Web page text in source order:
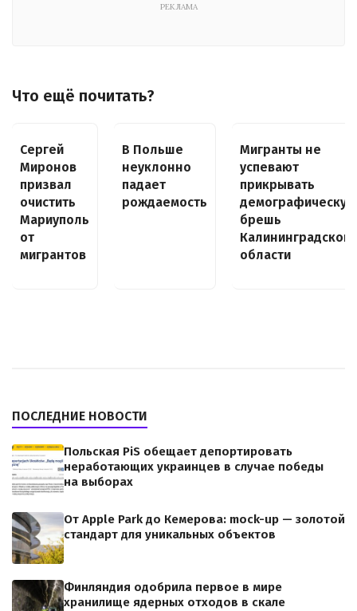
РЕКЛАМА
Что ещё почитать?
Сергей
Миронов
призвал
очистить
Мариуполь
от
мигрантов
В Польше
неуклонно
падает
рождаемость
Мигранты не
успевают
прикрывать
демографическую
брешь
Калининградской
области
ПОСЛЕДНИЕ НОВОСТИ
Польская PiS обещает депортировать
неработающих украинцев в случае победы
на выборах
От Apple Park до Кемерова: mock-up — золотой
стандарт для уникальных объектов
Финляндия одобрила первое в мире
хранилище ядерных отходов в скале